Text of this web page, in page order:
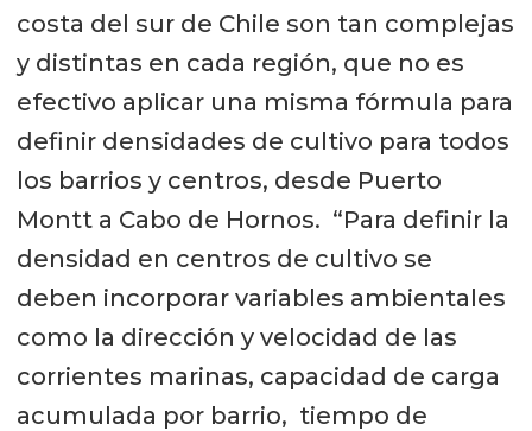
costa del sur de Chile son tan complejas
y distintas en cada región, que no es
efectivo aplicar una misma fórmula para
definir densidades de cultivo para todos
los barrios y centros, desde Puerto
Montt a Cabo de Hornos. “Para definir la
densidad en centros de cultivo se
deben incorporar variables ambientales
como la dirección y velocidad de las
corrientes marinas, capacidad de carga
acumulada por barrio, tiempo de